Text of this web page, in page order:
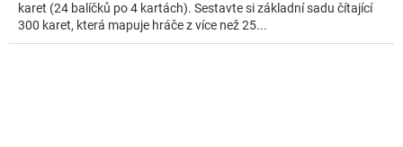
karet (24 balíčků po 4 kartách). Sestavte si základní sadu čítající
300 karet, která mapuje hráče z více než 25...